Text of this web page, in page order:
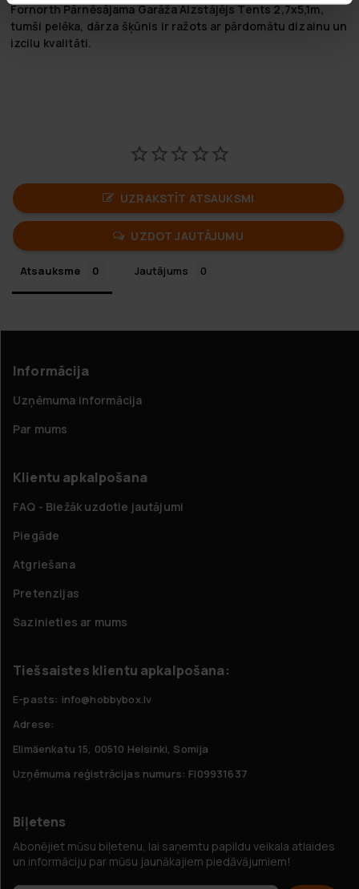
Fornorth Pārnēsājama Garāža Aizstājējs Tents 2,7x5,1m,
tumši pelēka, dārza šķūnis ir ražots ar pārdomātu dizainu un
izcilu kvalitāti.
UZRAKSTĪT ATSAUKSMI
UZDOT JAUTĀJUMU
Atsauksme Jautājums
Informācija
Uzņēmuma informācija
Par mums
Klientu apkalpošana
FAQ - Biežāk uzdotie jautājumi
Piegāde
Atgriešana
Pretenzijas
Sazinieties ar mums
Tiešsaistes klientu apkalpošana:
E-pasts: info@hobbybox.lv
Adrese:
Elimäenkatu 15, 00510 Helsinki, Somija
Uzņēmuma reģistrācijas numurs: FI09931637
Biļetens
Abonējiet mūsu biļetenu, lai saņemtu papildu veikala atlaides
un informāciju par mūsu jaunākajiem piedāvājumiem!